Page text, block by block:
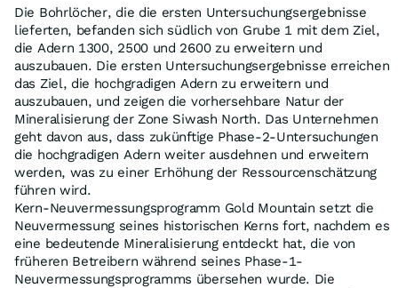
Die Bohrlöcher, die die ersten Untersuchungsergebnisse
lieferten, befanden sich südlich von Grube 1 mit dem Ziel,
die Adern 1300, 2500 und 2600 zu erweitern und
auszubauen. Die ersten Untersuchungsergebnisse erreichen
das Ziel, die hochgradigen Adern zu erweitern und
auszubauen, und zeigen die vorhersehbare Natur der
Mineralisierung der Zone Siwash North. Das Unternehmen
geht davon aus, dass zukünftige Phase-2-Untersuchungen
die hochgradigen Adern weiter ausdehnen und erweitern
werden, was zu einer Erhöhung der Ressourcenschätzung
führen wird.
Kern-Neuvermessungsprogramm Gold Mountain setzt die
Neuvermessung seines historischen Kerns fort, nachdem es
eine bedeutende Mineralisierung entdeckt hat, die von
früheren Betreibern während seines Phase-1-
Neuvermessungsprogramms übersehen wurde. Die